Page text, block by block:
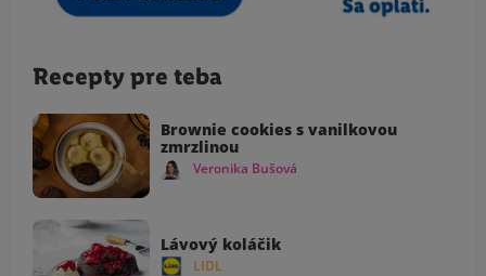
Recepty pre teba
Brownie cookies s vanilkovou
zmrzlinou
Veronika Bušová
Lávový koláčik
LIDL